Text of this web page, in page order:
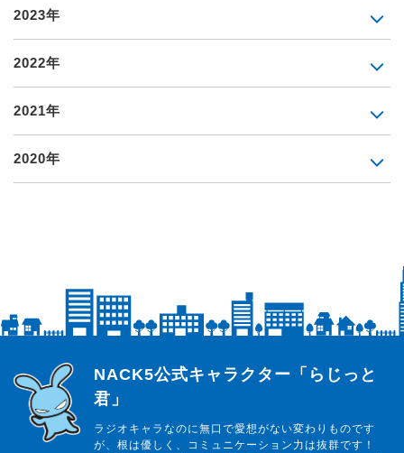
2023年
2022年
2021年
2020年
らじっと君
NACK5公式キャラクター「らじっと
君」
ラジオキャラなのに無口で愛想がない変わりものです
が、根は優しく、コミュニケーション力は抜群です！